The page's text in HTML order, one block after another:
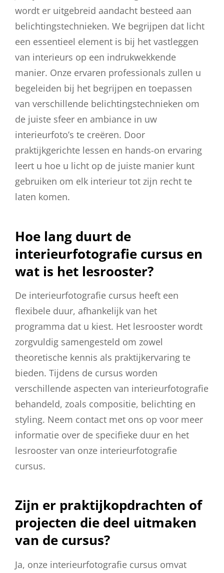
wordt er uitgebreid aandacht besteed aan
belichtingstechnieken. We begrijpen dat licht
een essentieel element is bij het vastleggen
van interieurs op een indrukwekkende
manier. Onze ervaren professionals zullen u
begeleiden bij het begrijpen en toepassen
van verschillende belichtingstechnieken om
de juiste sfeer en ambiance in uw
interieurfoto’s te creëren. Door
praktijkgerichte lessen en hands-on ervaring
leert u hoe u licht op de juiste manier kunt
gebruiken om elk interieur tot zijn recht te
laten komen.
Hoe lang duurt de
interieurfotografie cursus en
wat is het lesrooster?
De interieurfotografie cursus heeft een
flexibele duur, afhankelijk van het
programma dat u kiest. Het lesrooster wordt
zorgvuldig samengesteld om zowel
theoretische kennis als praktijkervaring te
bieden. Tijdens de cursus worden
verschillende aspecten van interieurfotografie
behandeld, zoals compositie, belichting en
styling. Neem contact met ons op voor meer
informatie over de specifieke duur en het
lesrooster van onze interieurfotografie
cursus.
Zijn er praktijkopdrachten of
projecten die deel uitmaken
van de cursus?
Ja, onze interieurfotografie cursus omvat